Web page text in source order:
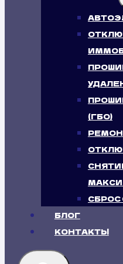
(ГБО)
СБРОС
БЛОГ
КОНТАКТЫ